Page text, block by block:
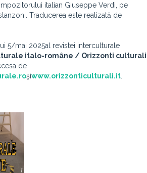
italian Giuseppe Verdi, pe
Traducerea este realizată de
5/mai 2025al revistei interculturale
italo-române / Orizzonti culturali
de
şiwww.orizzonticulturali.it